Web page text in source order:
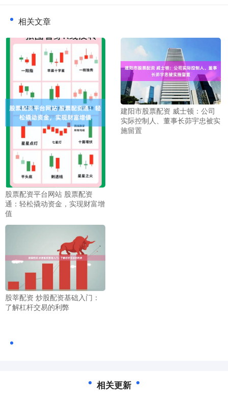
相关文章
股票配资平台网站 股票配资
通：轻松撬动资金，实现财富增
值
建阳市股票配资 威士顿：公司
实际控制人、董事长茆宇忠被实
施留置
股莘配资 炒股配资基础入门：
了解杠杆交易的利弊
相关更新